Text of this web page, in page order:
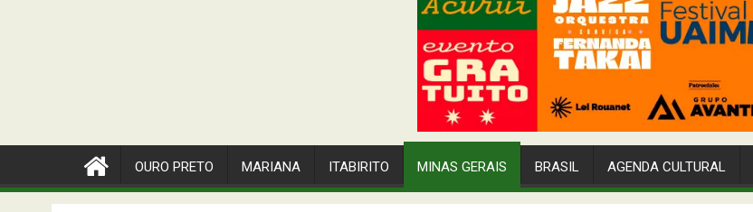
OURO PRETO MARIANA ITABIRITO MINAS GERAIS BRASIL AGENDA CULTURAL